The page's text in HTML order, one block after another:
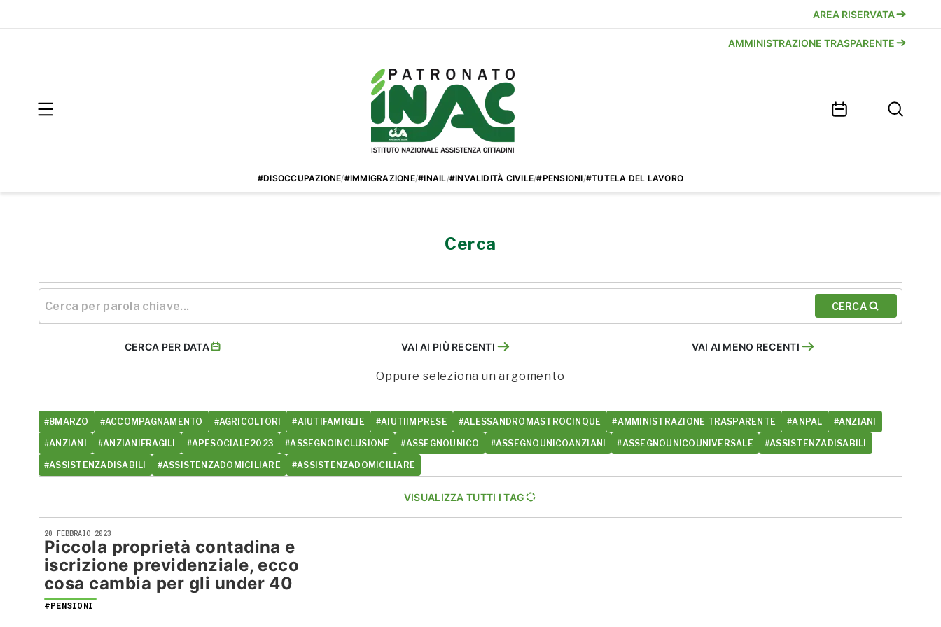
AREA RISERVATA
AMMINISTRAZIONE TRASPARENTE
#DISOCCUPAZIONE/#IMMIGRAZIONE/#INAIL/#INVALIDITÀ CIVILE/#PENSIONI/#TUTELA DEL LAVORO
Cerca
CERCA
CERCA PER DATA VAI AI PIÙ RECENTI VAI AI MENO RECENTI
Oppure seleziona un argomento
#8MARZO #ACCOMPAGNAMENTO #AGRICOLTORI #AIUTIFAMIGLIE #AIUTIIMPRESE #ALESSANDROMASTROCINQUE #AMMINISTRAZIONE TRASPARENTE #ANPAL #ANZIANI
#ANZIANI #ANZIANIFRAGILI #APESOCIALE2023 #ASSEGNOINCLUSIONE #ASSEGNOUNICO #ASSEGNOUNICOANZIANI #ASSEGNOUNICOUNIVERSALE #ASSISTENZADISABILI
#ASSISTENZADISABILI #ASSISTENZADOMICILIARE #ASSISTENZADOMICILIARE
VISUALIZZA TUTTI I TAG
20 FEBBRAIO 2023
Piccola proprietà contadina e
iscrizione previdenziale, ecco
cosa cambia per gli under 40
#PENSIONI